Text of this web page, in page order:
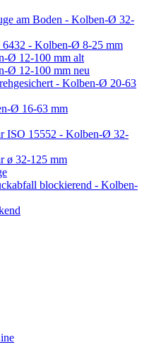
am Boden - Kolben-Ø 32-
6432 - Kolben-Ø 8-25 mm
Ø 12-100 mm alt
Ø 12-100 mm neu
- Kolben-Ø 20-63
Ø 16-63 mm
ISO 15552 - Kolben-Ø 32-
ø 32-125 mm
blockierend - Kolben-